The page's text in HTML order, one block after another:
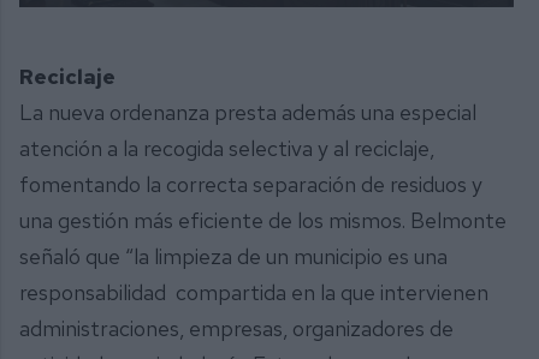
Reciclaje
La nueva ordenanza presta además una especial
atención a la recogida selectiva y al reciclaje,
fomentando la correcta separación de residuos y
una gestión más eficiente de los mismos. Belmonte
señaló que “la limpieza de un municipio es una
responsabilidad compartida en la que intervienen
administraciones, empresas, organizadores de